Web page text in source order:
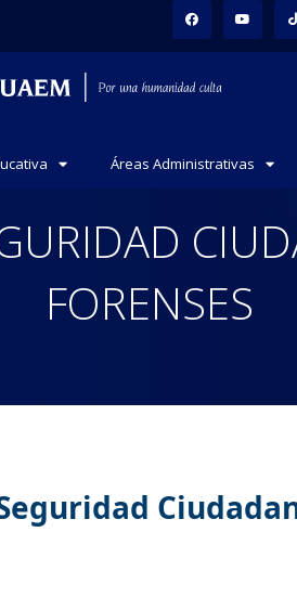
Áreas Administrativas
FORENSES